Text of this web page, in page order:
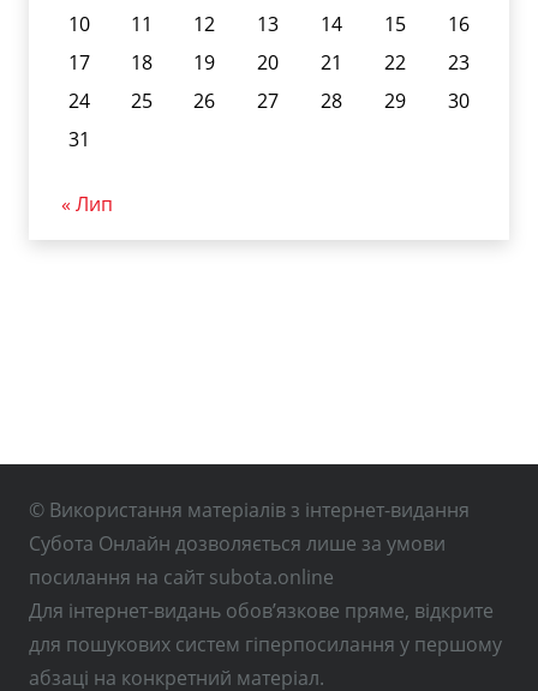
10
11 12 13 14 15
16
17
18 19 20 21 22
23
24
25 26 27 28 29
30
31
« Лип
© Використання матеріалів з інтернет-видання
Субота Онлайн дозволяється лише за умови
посилання на сайт subota.online
Для інтернет-видань обов’язкове пряме, відкрите
для пошукових систем гіперпосилання у першому
абзаці на конкретний матеріал.